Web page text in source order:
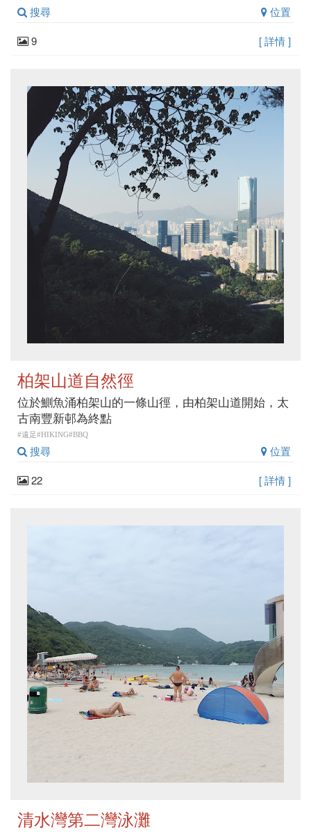
搜尋
位置
9
[ 詳情 ]
柏架山道自然徑
位於鰂魚涌柏架山的一條山徑，由柏架山道開始，太
古南豐新邨為終點
#遠足#HIKING#BBQ
搜尋
位置
22
[ 詳情 ]
清水灣第二灣泳灘